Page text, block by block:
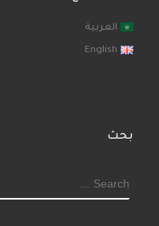
العربية
English
بحث